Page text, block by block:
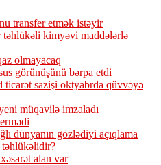
transfer etmək istəyir
kimyəvi maddələrlə
olmayacaq
görünüşünü bərpa etdi
sazişi oktyabrda qüvvəyə
müqavilə imzaladı
dünyanın gözlədiyi açıqlama
təhlükəlidir?
alan var